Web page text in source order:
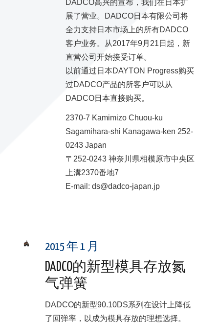
DADCO高兴的宣布，我们在日本扩
展了营业。DADCO日本有限公司将
全力支持日本市场上的所有DADCO
客户业务。从2017年9月21日起，新
直营公司开始接受订单。
以前通过日本DAYTON Progress购买
过DADCO产品的所客户可以从
DADCO日本直接购买。
2370-7 Kamimizo Chuou-ku
Sagamihara-shi Kanagawa-ken 252-
0243 Japan
〒252-0243 神奈川県相模原市中央区
上溝2370番地7
E-mail: ds@dadco-japan.jp
2015 年 1 月
DADCO的新型模具存放氮
气弹簧
DADCO的新型90.10DS系列在设计上降低
了回弹率，以成为模具存放的理想选择。